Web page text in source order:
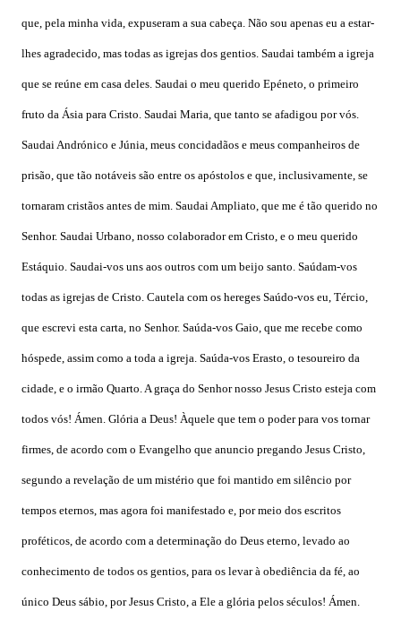
que, pela minha vida, expuseram a sua cabeça. Não sou apenas eu a estar-
lhes agradecido, mas todas as igrejas dos gentios. Saudai também a igreja
que se reúne em casa deles. Saudai o meu querido Epéneto, o primeiro
fruto da Ásia para Cristo. Saudai Maria, que tanto se afadigou por vós.
Saudai Andrónico e Júnia, meus concidadãos e meus companheiros de
prisão, que tão notáveis são entre os apóstolos e que, inclusivamente, se
tornaram cristãos antes de mim. Saudai Ampliato, que me é tão querido no
Senhor. Saudai Urbano, nosso colaborador em Cristo, e o meu querido
Estáquio. Saudai-vos uns aos outros com um beijo santo. Saúdam-vos
todas as igrejas de Cristo. Cautela com os hereges Saúdo-vos eu, Tércio,
que escrevi esta carta, no Senhor. Saúda-vos Gaio, que me recebe como
hóspede, assim como a toda a igreja. Saúda-vos Erasto, o tesoureiro da
cidade, e o irmão Quarto. A graça do Senhor nosso Jesus Cristo esteja com
todos vós! Ámen. Glória a Deus! Àquele que tem o poder para vos tornar
firmes, de acordo com o Evangelho que anuncio pregando Jesus Cristo,
segundo a revelação de um mistério que foi mantido em silêncio por
tempos eternos, mas agora foi manifestado e, por meio dos escritos
proféticos, de acordo com a determinação do Deus eterno, levado ao
conhecimento de todos os gentios, para os levar à obediência da fé, ao
único Deus sábio, por Jesus Cristo, a Ele a glória pelos séculos! Ámen.